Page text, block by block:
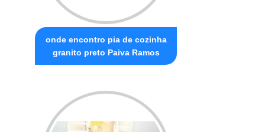
onde encontro pia de cozinha
granito preto Paiva Ramos